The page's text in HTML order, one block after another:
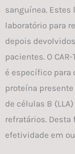
sanguínea. Estes
laboratório para
depois
pacientes. O
é específico para
proteína
de células B
refratários.
efetividade em